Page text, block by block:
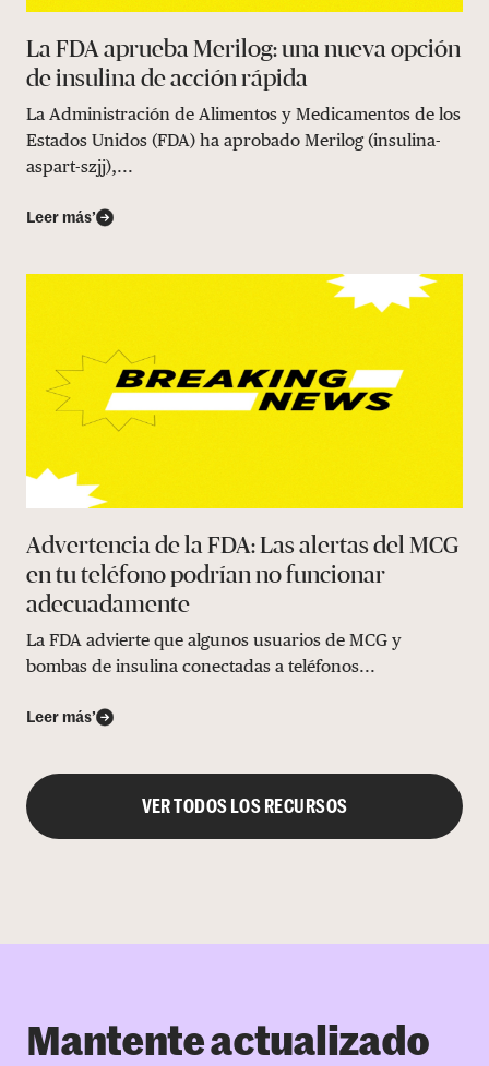
La FDA aprueba Merilog: una nueva opción
de insulina de acción rápida
La Administración de Alimentos y Medicamentos de los
Estados Unidos (FDA) ha aprobado Merilog (insulina-
aspart-szjj),...
Leer más’
Advertencia de la FDA: Las alertas del MCG
en tu teléfono podrían no funcionar
adecuadamente
La FDA advierte que algunos usuarios de MCG y
bombas de insulina conectadas a teléfonos...
Leer más’
VER TODOS LOS RECURSOS
Mantente actualizado